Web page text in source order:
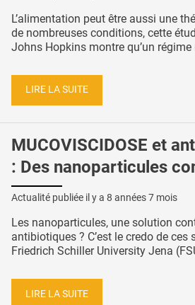
L’alimentation peut être aussi une
de nombreuses conditions, cette
Johns Hopkins montre qu’un régime
LIRE LA SUITE
MUCOVISCIDOSE et
: Des nanoparticules
Actualité publiée il y a 8 années 7 mois
Les nanoparticules, une solution
antibiotiques ? C’est le credo de ces
Friedrich Schiller University Jena
LIRE LA SUITE